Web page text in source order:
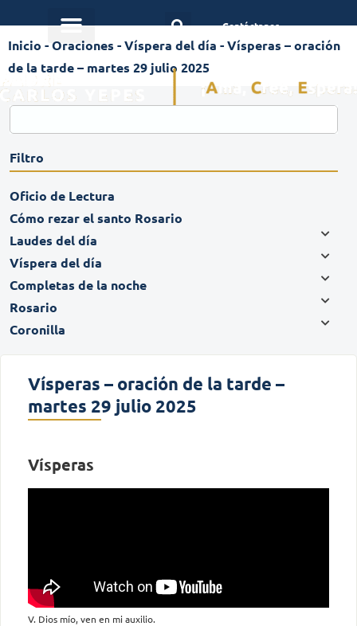
Contáctanos
Inicio -Oraciones -Víspera del día -Vísperas – oración
de la tarde – martes 29 julio 2025
Filtro
Oficio de Lectura
Cómo rezar el santo Rosario
Laudes del día
Víspera del día
Completas de la noche
Rosario
Coronilla
Vísperas – oración de la tarde –
martes 29 julio 2025
Vísperas
V. Dios mío, ven en mi auxilio.